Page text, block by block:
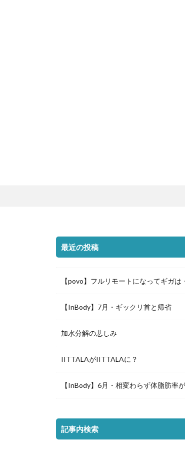
最近の投稿
【povo】フルリモートになってギガは
【InBody】7月・ギックリ首と帰省
加水分解の悲しみ
IITTALAがIITTALAに？
【InBody】6月・相変わらず体脂肪率
記事内検索